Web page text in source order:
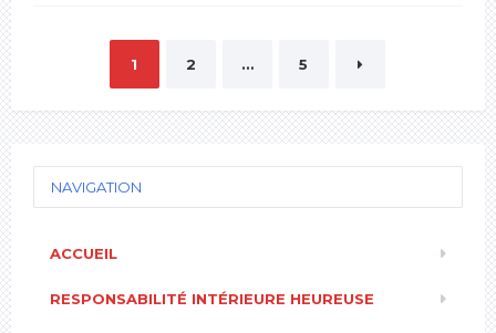
Pagination
publications
1 2 … 5
NAVIGATION
ACCUEIL
RESPONSABILITÉ INTÉRIEURE HEUREUSE